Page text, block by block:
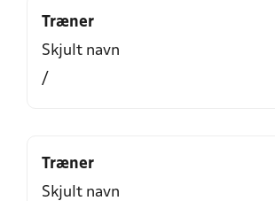
Træner
Skjult navn
/
Træner
Skjult navn